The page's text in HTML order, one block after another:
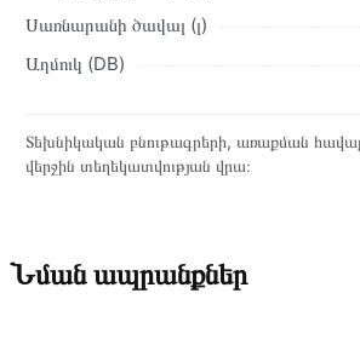
Սառնարանի ծավալ (լ)
Աղմուկ (DB)
Տեխնիկական բնութագրերի, առաքման
վերջին տեղեկատվության վրա։
Նման ապրանքներ